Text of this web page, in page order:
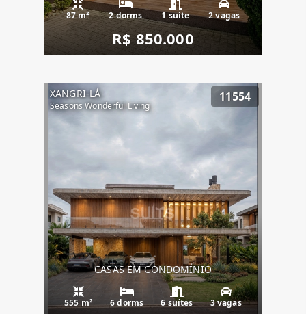
87 m² 2 dorms 1 suíte 2 vagas
R$ 850.000
XANGRI-LÁ
Seasons Wonderful Living
11554
CASAS EM CONDOMÍNIO
555 m² 6 dorms 6 suítes 3 vagas